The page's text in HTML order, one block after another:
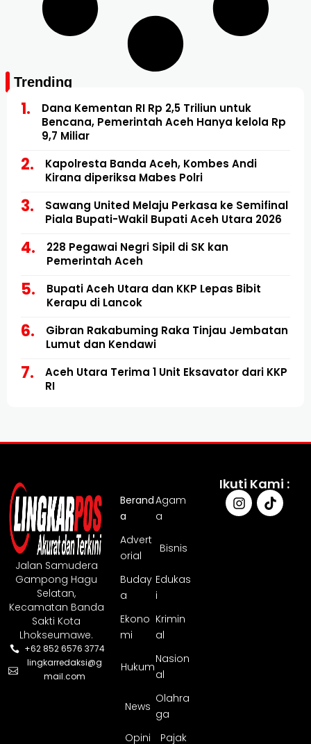
Trending
Dana Kementan RI Rp 2,5 Triliun untuk
Bencana, Pemerintah Aceh Hanya kelola Rp
9,7 Miliar
Kapolresta Banda Aceh, Kombes Andi
Kirana diperiksa Mabes Polri
Sawang United Melaju Perkasa ke Semifinal
Piala Bupati-Wakil Bupati Aceh Utara 2026
228 Pegawai Negri Sipil di SK kan
Pemerintah Aceh
Bupati Aceh Utara dan KKP Lepas Bibit
Kerapu di Lancok
Gibran Rakabuming Raka Tinjau Jembatan
Lumut dan Kendawi
Aceh Utara Terima 1 Unit Eksavator dari KKP
RI
Jalan Samudera
Gampong Hagu
Selatan,
Kecamatan Banda
Sakti Kota
Lhokseumawe.
+62 852 6576 3774
lingkarredaksi@g
mail.com
Berand
a
Agam
a
Advert
orial
Bisnis
Buday
a
Edukas
i
Ekono
mi
Krimin
al
Hukum
Nasion
al
News
Olahra
ga
Opini
Pajak
Ikuti Kami :